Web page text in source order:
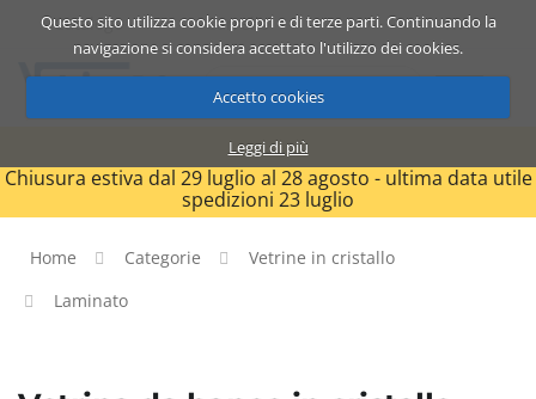
Questo sito utilizza cookie propri e di terze parti. Continuando la
navigazione si considera accettato l'utilizzo dei cookies.
Accetto cookies
Leggi di più
Catalogo Carrello ITA
Chiusura estiva dal 29 luglio al 28 agosto - ultima data utile
spedizioni 23 luglio
Home Categorie
Vetrine in cristallo
Laminato